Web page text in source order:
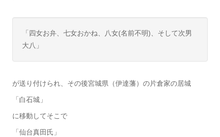
「四女お弁、七女おかね、八女(名前不明)、そして次男
大八」
が送り付けられ、その後宮城県（伊達藩）の片倉家の居城
「白石城」
に移動してそこで
「仙台真田氏」